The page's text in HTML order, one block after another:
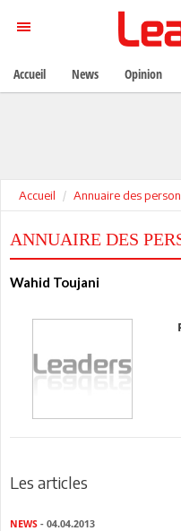
Accueil Annuaire des
ANNUAIRE DES
Wahid Toujani
Les articles
NEWS - 04.04.2013
Accueil News Opinion